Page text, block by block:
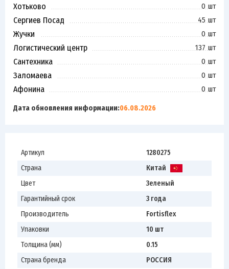
Хотьково 0 шт
Сергиев Посад 45 шт
Жучки 0 шт
Логистический центр 137 шт
Сантехника 0 шт
Заломаева 0 шт
Афонина 0 шт
Дата обновления информации:06.08.2026
Артикул
1280275
Страна
Китай
Цвет
Зеленый
Гарантийный срок
3 года
Производитель
Fortisflex
Упаковки
10 шт
Толщина (мм)
0.15
Страна бренда
РОССИЯ